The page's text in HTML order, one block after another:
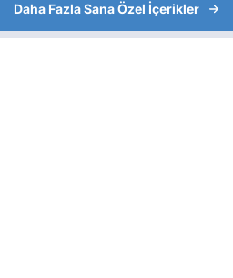
Daha Fazla Sana Özel İçerikler